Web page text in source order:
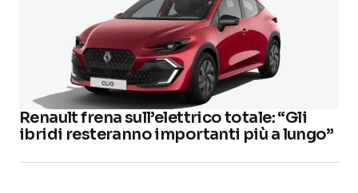
Renault frena sull’elettrico totale: “Gli
ibridi resteranno importanti più a lungo”